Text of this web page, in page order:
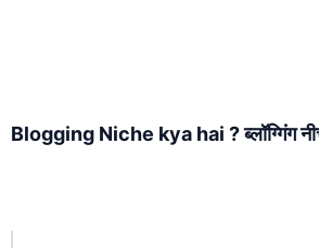
Blogging Niche kya hai ? ब्लॉग्गिंग